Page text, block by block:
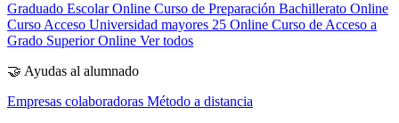
Graduado Escolar Online Curso de Preparación Bachillerato Online
Curso Acceso Universidad mayores 25 Online Curso de Acceso a
Grado Superior Online Ver todos
🤝 Ayudas al alumnado
Empresas colaboradoras Método a distancia